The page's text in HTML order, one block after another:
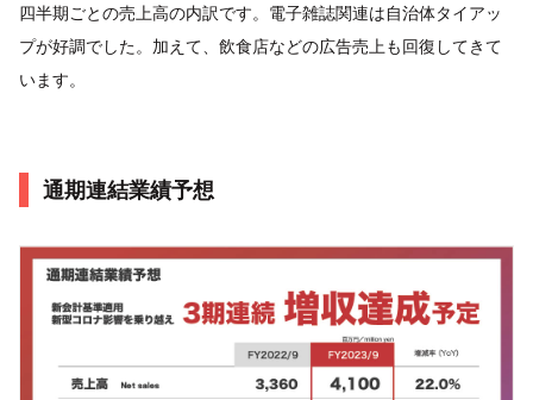
四半期ごとの売上高の内訳です。電子雑誌関連は自治体タイアッ
プが好調でした。加えて、飲食店などの広告売上も回復してきて
います。
通期連結業績予想